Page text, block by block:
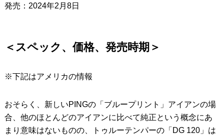
発売：2024年2月8日
＜スペック、価格、発売時期＞
※下記はアメリカの情報
おそらく、新しいPINGの「ブループリント」アイアンの場
合、他のほとんどのアイアンに比べて純正という概念にあ
まり意味はないものの、トゥルーテンパーの「DG 120」は